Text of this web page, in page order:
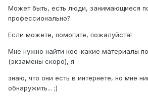
Может быть, есть люди, занимающиеся
профессионально?
Если можете, помогите, пожалуйста!
Мне нужно найти кое-какие материалы
(экзамены скоро), я
знаю, что они есть в интернете, но мне
обнаружить... ;)